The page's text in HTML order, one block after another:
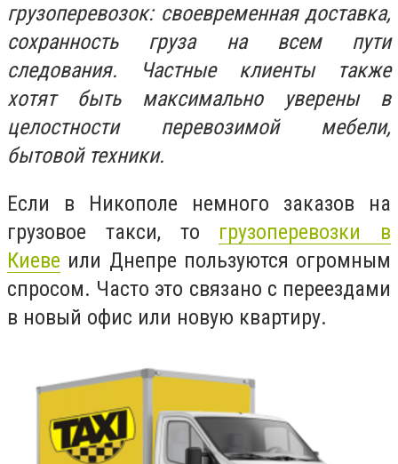
грузоперевозок: своевременная доставка,
сохранность груза на всем пути
следования. Частные клиенты также
хотят быть максимально уверены в
целостности перевозимой мебели,
бытовой техники.
Если в Никополе немного заказов на
грузовое такси, то грузоперевозки в
Киеве или Днепре пользуются огромным
спросом. Часто это связано с переездами
в новый офис или новую квартиру.